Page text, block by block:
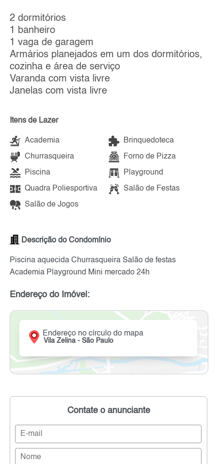
2 dormitórios
1 banheiro
1 vaga de garagem
Armários planejados em um dos dormitórios,
cozinha e área de serviço
Varanda com vista livre
Janelas com vista livre
Itens de Lazer
Academia Brinquedoteca
Churrasqueira Forno de Pizza
Piscina Playground
Quadra Poliesportiva Salão de Festas
Salão de Jogos
Descrição do Condomínio
Piscina aquecida Churrasqueira Salão de festas
Academia Playground Mini mercado 24h
Endereço do Imóvel:
Endereço no círculo do mapa
Vila Zelina - São Paulo
Contate o anunciante